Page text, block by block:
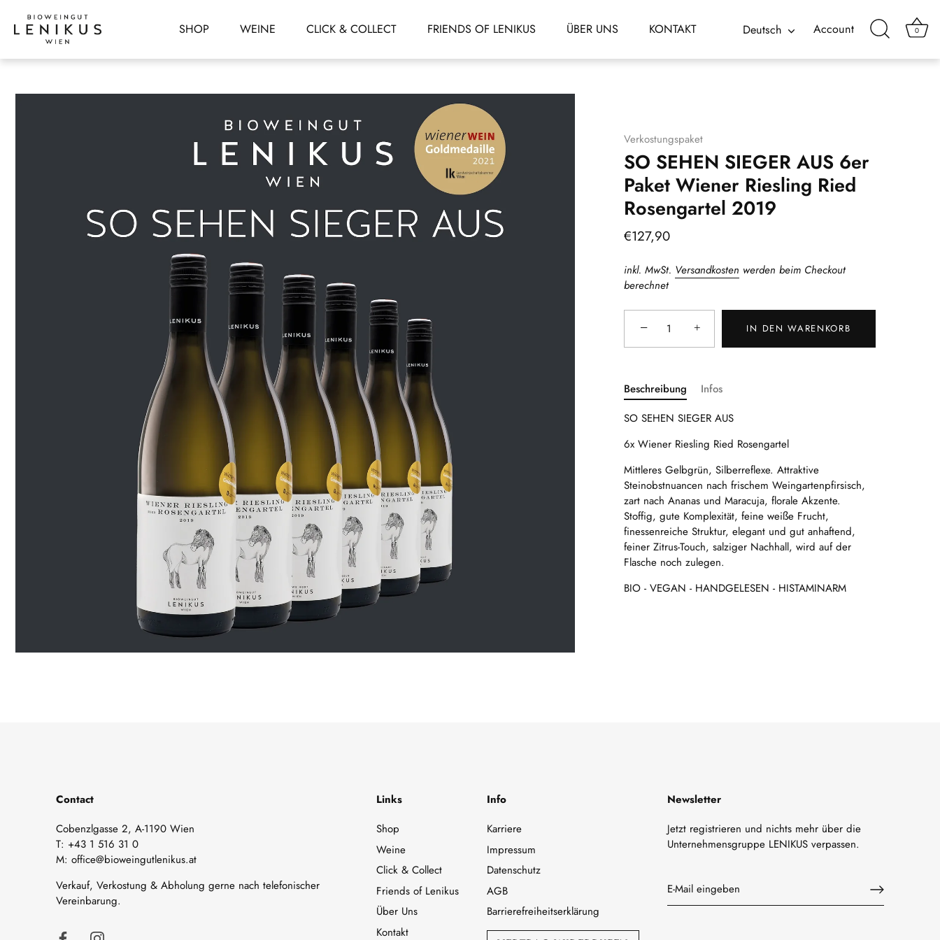
Direkt
Inhalt
SHOP WEINE CLICK & COLLECT FRIENDS OF LENIKUS ÜBER UNS KONTAKT Sprache
Deutsch Account 0
Verkostungspaket
SO SEHEN SIEGER AUS 6er
Paket Wiener Riesling Ried
Rosengartel 2019
€127,90
inkl. MwSt. Versandkosten werden beim Checkout
berechnet
− + IN DEN WARENKORB
Beschreibung
Infos
SO SEHEN SIEGER AUS
6x Wiener Riesling Ried Rosengartel
Mittleres Gelbgrün, Silberreflexe. Attraktive
Steinobstnuancen nach frischem Weingartenpfirsisch,
zart nach Ananas und Maracuja, florale Akzente.
Stoffig, gute Komplexität, feine weiße Frucht,
finessenreiche Struktur, elegant und gut anhaftend,
feiner Zitrus-Touch, salziger Nachhall, wird auf der
Flasche noch zulegen.
BIO - VEGAN - HANDGELESEN - HISTAMINARM
Contact
Cobenzlgasse 2, A-1190 Wien
T: +43 1 516 31 0
M: office@bioweingutlenikus.at
Verkauf, Verkostung & Abholung gerne nach telefonischer
Vereinbarung.
Links
Shop
Weine
Click & Collect
Friends of Lenikus
Über Uns
Kontakt
Info
Karriere
Impressum
Datenschutz
AGB
Barrierefreiheitserklärung
Newsletter
Jetzt registrieren und nichts mehr über die
Unternehmensgruppe LENIKUS verpassen.